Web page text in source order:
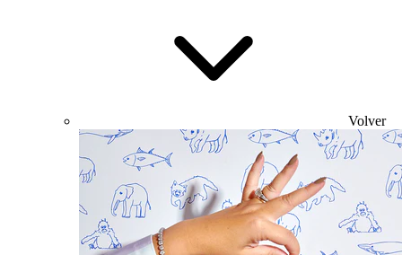
Volver